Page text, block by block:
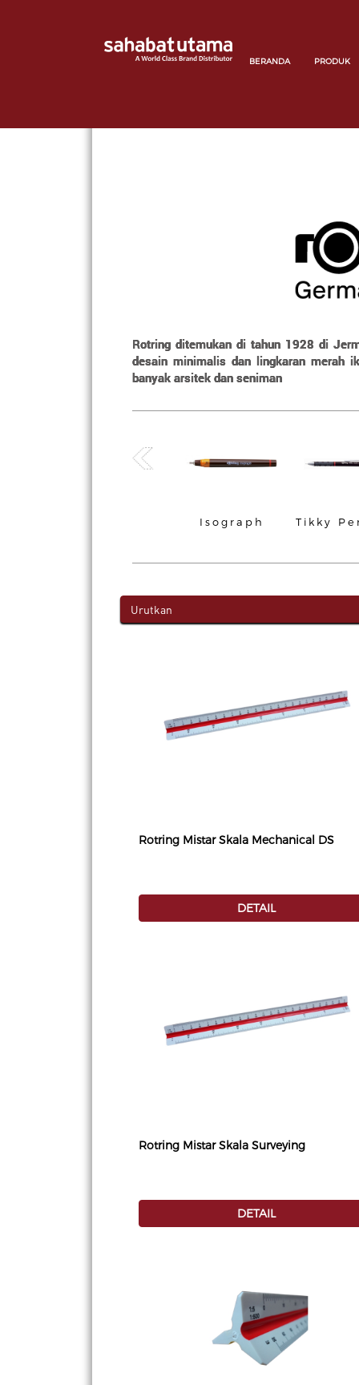
BERANDA PRODUK
Rotring ditemukan di tahun 1928 di
desain minimalis dan lingkaran merah
banyak arsitek dan seniman
Isograph Tikky
Urutkan
Rotring Mistar Skala Mechanical DS
DETAIL
Rotring Mistar Skala Surveying
DETAIL